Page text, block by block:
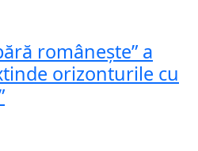
românește” a
orizonturile cu